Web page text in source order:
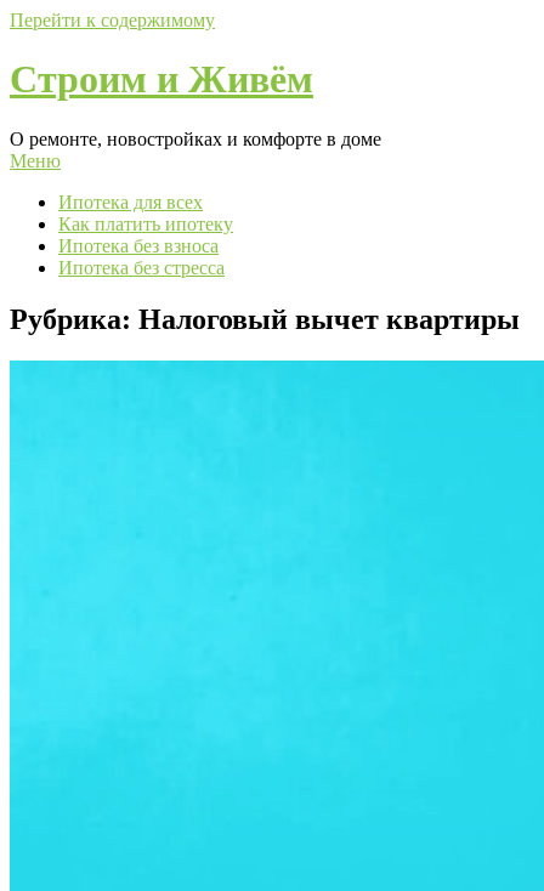
Перейти к содержимому
Строим и Живём
О ремонте, новостройках и комфорте в доме
Меню
Ипотека для всех
Как платить ипотеку
Ипотека без взноса
Ипотека без стресса
Рубрика: Налоговый вычет квартиры